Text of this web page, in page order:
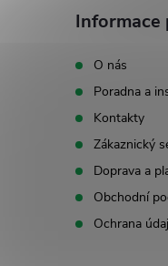
Informace
O nás
Poradna a
Kontakty
Zákaznický
Doprava a
Obchodní
Ochrana